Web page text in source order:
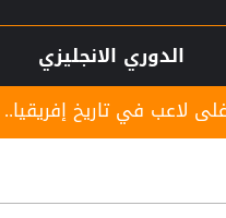
الدوري الانجليزي
إفريقيا.. ديوماندي يترك